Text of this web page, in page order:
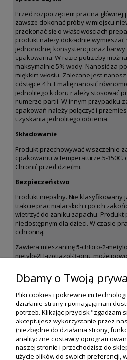
Przed rozpoczęciem prac na
zawsze dokonać próby w miejscu
przekonać się o właściwościach
produkt należy dokładnie
jednorodnej konsystencji oraz barwy
opakowania. W razie potrzeby
maksymalnie 5% wody. Nanosić za
miękkim włosiu. Zalecane jest
odstępie 4 h. Emalię nanosić
jednolitego koloru należy stosować
numerze partii. W innym przypadku
opakowań należy połączyć i
uzyskania jednolitego odcienia.
Składowanie
Produkt przechowywać w szczelnie
opakowaniu w temperaturze 5-350C.
Chronić przed dziećmi.
Bezpieczeństwo
Produkt niepalny. Nie klasyfikowany
trakcie prac malarskich i po ich
wietrzyć do zaniku zapachu. Produkt
niedostępnym dla dzieci. W czasie
ochronną.
Zawiera mieszaninę 5-chloro-2-
metylo-2H-izotiazol-3-onu. może
charakterystyki produktu
Dbamy o Twoją
Pliki cookies i pokrewne im
działanie strony i pomagają nam
potrzeb. Klikając przycisk "zgadzam
akceptujesz wykorzystanie przez
(niezbędne do działania strony,
analityczne dostawcy
naszej stronie i przechodzisz do
użycie plików do swoich preferencji,